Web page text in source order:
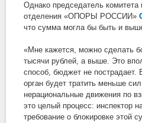
Однако председатель комитета
отделения «ОПОРЫ РОССИИ»
что сумма могла бы быть и
«Мне кажется, можно сделать
тысячи рублей, а выше. Это
способ, бюджет не пострадает.
орган будет тратить меньше
нерациональные движения по
это целый процесс: инспектор
требование о блокировке этой